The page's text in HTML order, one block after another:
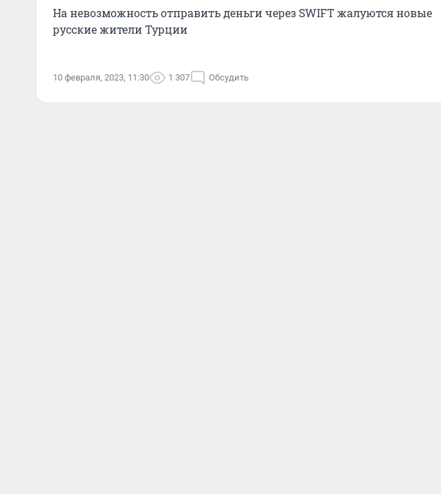
На невозможность отправить деньги через SWIFT жалуются новые
русские жители Турции
10 февраля, 2023, 11:30 1 307 Обсудить